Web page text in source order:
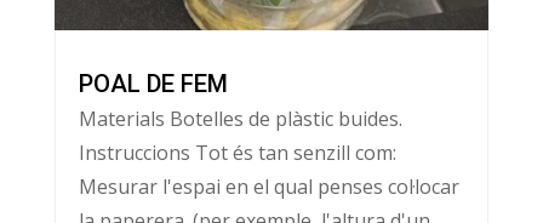
POAL DE FEM
Materials Botelles de plàstic buides.
Instruccions Tot és tan senzill com:
Mesurar l'espai en el qual penses col·locar